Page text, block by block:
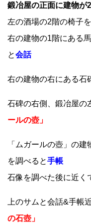
鍛冶屋の正面に建物が
左の酒場の2階の椅子
右の建物の1階にある
と会話
右の建物の右にある石
石碑の右側、鍛冶屋の
ールの壺」
「ムガールの壺」の
を調べると手帳
石像を調べた後に近く
上のサムと会話&手帳
の石壺」